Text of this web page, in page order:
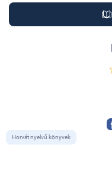
Horvát nyelvű könyvek